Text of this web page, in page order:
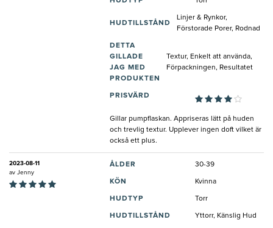
HUDTILLSTÅND
Linjer & Rynkor,
Förstorade Porer, Rodnad
DETTA
GILLADE
JAG MED
PRODUKTEN
Textur, Enkelt att använda,
Förpackningen, Resultatet
PRISVÄRD
Gillar pumpflaskan. Appriseras lätt på huden
och trevlig textur. Upplever ingen doft vilket är
också ett plus.
2023-08-11
av Jenny
ÅLDER 30-39
KÖN Kvinna
HUDTYP Torr
HUDTILLSTÅND Yttorr, Känslig Hud